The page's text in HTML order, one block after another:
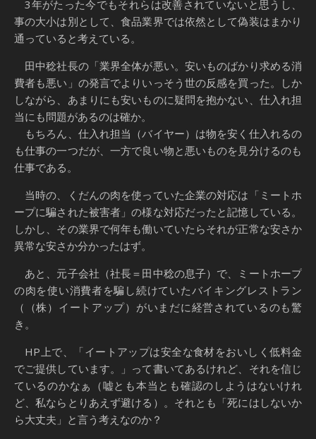
3年がたった今でもそれらは改善されていないと思うし、
事の大小は別として、食品業界では依然として偽装はまかり
通っていると考えている。
田中稔社長の「業界全体が悪い。安いものばかり求める消
費者も悪い」の発言でよりいっそう世の反感を買った。しか
しながら、あまりにも安いものに疑問を抱かない、仕入れ担
当にも問題があるのは確か。
もちろん、仕入れ担当（バイヤー）は物を安く仕入れるの
も仕事の一つだが、一方で良い物と悪いものを見分けるのも
仕事である。
当時の、くだんの肉を使っていた企業の対応は「ミートホ
ープに騙された被害者」の様な対応だったと記憶している。
しかし、その業界で何年も働いていたらそれが正常な安さか
異常な安さか分かったはず。
あと、元子会社（社長＝田中稔の息子）で、ミートホープ
の肉を使い消費者を騙し続けていたバイキングレストラン
（（株）イートアップ）がいまだに経営されているのも驚
き。
HP上で、「イートアップは安全な食材をおいしく低料金
でご提供しています。」って書いてあるけれど、それを信じ
ているのかなぁ（嘘とも本当とも確認のしようはないけれ
ど、私ならとりあえず避ける）。それとも「死にはしないか
ら大丈夫」と言う考えなのか？